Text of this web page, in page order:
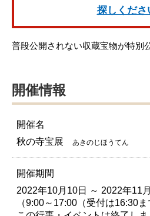
探しくださ
普段公開されない収蔵宝物が特別
開催情報
開催名
秋の寺宝展
あきのじほうてん
開催期間
2022年10月10日 ～ 2022年11
（9:00～17:00（受付は16:30ま